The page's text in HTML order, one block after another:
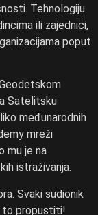
Tehnologiju
ili zajednici,
poput
Satelitsku
međunarodnih
mreži
mu je na
istraživanja.
Svaki sudionik
to propustiti!